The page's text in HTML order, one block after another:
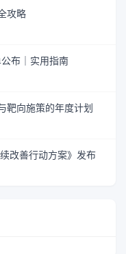
攻略
布｜实用指南
靶向施策的年度计划
改善行动方案》发布